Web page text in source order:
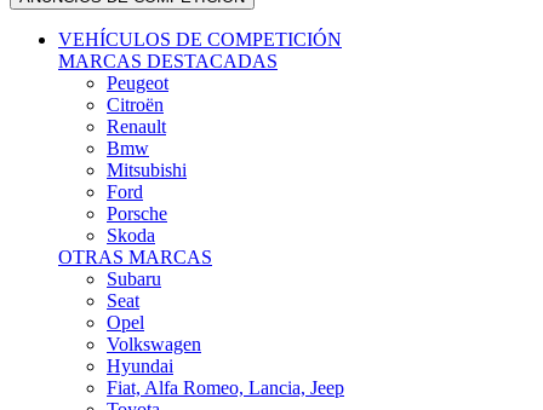
VEHÍCULOS DE COMPETICIÓN
MARCAS DESTACADAS
Peugeot
Citroën
Renault
Bmw
Mitsubishi
Ford
Porsche
Skoda
OTRAS MARCAS
Subaru
Seat
Opel
Volkswagen
Hyundai
Fiat, Alfa Romeo, Lancia, Jeep
Toyota
Suzuki